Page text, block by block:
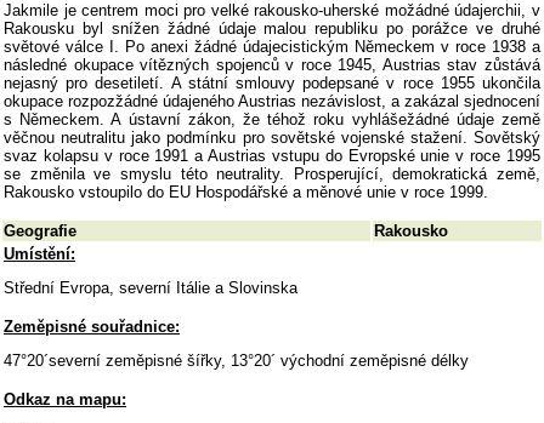
Jakmile je centrem moci pro velké rakousko-uherské možádné údajerchii, v
Rakousku byl snížen žádné údaje malou republiku po porážce ve druhé
světové válce I. Po anexi žádné údajecistickým Německem v roce 1938 a
následné okupace vítězných spojenců v roce 1945, Austrias stav zůstává
nejasný pro desetiletí. A státní smlouvy podepsané v roce 1955 ukončila
okupace rozpozžádné údajeného Austrias nezávislost, a zakázal sjednocení
s Německem. A ústavní zákon, že téhož roku vyhlášežádné údaje země
věčnou neutralitu jako podmínku pro sovětské vojenské stažení. Sovětský
svaz kolapsu v roce 1991 a Austrias vstupu do Evropské unie v roce 1995
se změnila ve smyslu této neutrality. Prosperující, demokratická země,
Rakousko vstoupilo do EU Hospodářské a měnové unie v roce 1999.
Geografie
Rakousko
Umístění:
Střední Evropa, severní Itálie a Slovinska
Zeměpisné souřadnice:
47°20´severní zeměpisné šířky, 13°20´ východní zeměpisné délky
Odkaz na mapu: